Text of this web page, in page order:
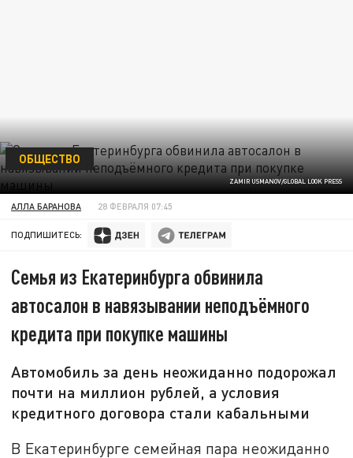
ZAMIR USMANOV/GLOBAL LOOK PRESS
ОБЩЕСТВО
АЛЛА БАРАНОВА 28 ФЕВРАЛЯ 07:45
ПОДПИШИТЕСЬ:
Семья из Екатеринбурга обвинила
автосалон в навязывании неподъëмного
кредита при покупке машины
Автомобиль за день неожиданно подорожал
почти на миллион рублей, а условия
кредитного договора стали кабальными
В Екатеринбурге семейная пара неожиданно